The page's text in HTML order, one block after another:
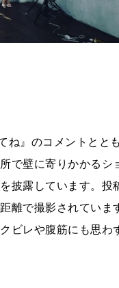
ね』のコメントとと
で壁に寄りかかる
披露しています。
離で撮影されていま
ビレや腹筋にも思わ